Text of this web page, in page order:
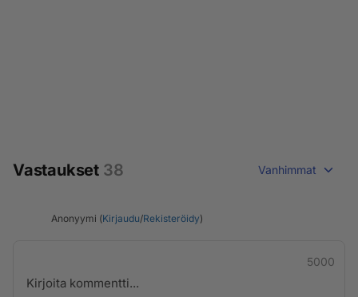
Vastaukset 38 Vanhimmat
Anonyymi (Kirjaudu/Rekisteröidy)
5000